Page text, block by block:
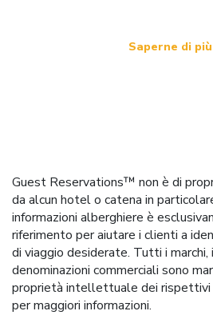
Saperne di più
Guest Reservations™ non è di
da alcun hotel o catena in
informazioni alberghiere è
riferimento per aiutare i clienti a
di viaggio desiderate. Tutti i
denominazioni commerciali sono
proprietà intellettuale dei rispettivi
per maggiori informazioni.